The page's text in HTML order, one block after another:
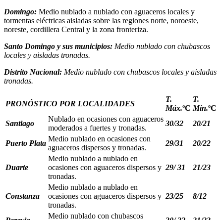
Domingo: Medio nublado a nublado con aguaceros locales y
tormentas eléctricas aisladas sobre las regiones norte, noroeste,
noreste, cordillera Central y la zona fronteriza.
Santo Domingo y sus municipios: Medio nublado con chubascos
locales y aisladas tronadas.
Distrito Nacional: Medio nublado con chubascos locales y aisladas
tronadas.
PRONÓSTICO POR LOCALIDADES
T.
Máx.ºC
T.
Mín.ºC
Santiago
Nublado en ocasiones con aguaceros
moderados a fuertes y tronadas.
30/32 20/21
Puerto Plata
Medio nublado en ocasiones con
aguaceros dispersos y tronadas.
29/31 20/22
Duarte
Medio nublado a nublado en
ocasiones con aguaceros dispersos y
tronadas.
29/ 31 21/23
Constanza
Medio nublado a nublado en
ocasiones con aguaceros dispersos y
tronadas.
23/25 8/12
Medio nublado con chubascos